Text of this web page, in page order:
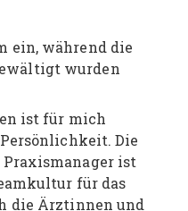
ein, während die
wurden
ist für mich
Die
ist
für das
die Ärztinnen und